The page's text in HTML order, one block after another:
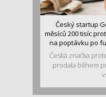
Český startup
měsíců 200 tisíc
na poptávku po
Česká značka
prodala během